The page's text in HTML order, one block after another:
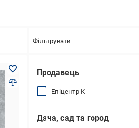
Фільтрувати
Продавець
Епіцентр К
Дача, сад та город